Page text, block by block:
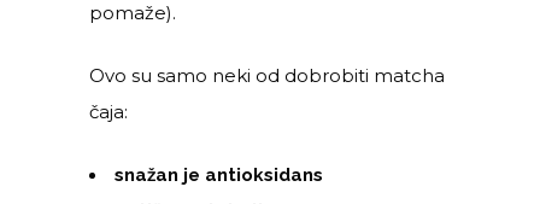
pomaže).
Ovo su samo neki od dobrobiti matcha
čaja:
snažan je antioksidans